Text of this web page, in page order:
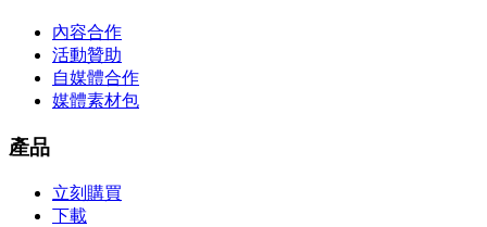
內容合作
活動贊助
自媒體合作
媒體素材包
產品
立刻購買
下載